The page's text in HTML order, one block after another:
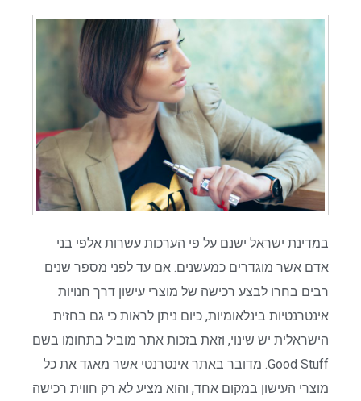
במדינת ישראל ישנם על פי הערכות עשרות אלפי בני
אדם אשר מוגדרים כמעשנים. אם עד לפני מספר שנים
רבים בחרו לבצע רכישה של מוצרי עישון דרך חנויות
אינטרנטיות בינלאומיות, כיום ניתן לראות כי גם בחזית
הישראלית יש שינוי, וזאת בזכות אתר מוביל בתחומו בשם
Good Stuff. מדובר באתר אינטרנטי אשר מאגד את כל
מוצרי העישון במקום אחד, והוא מציע לא רק חווית רכישה